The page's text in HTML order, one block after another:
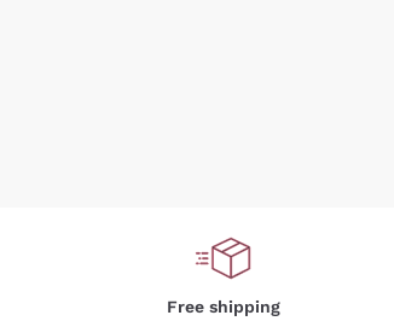
Free shipping